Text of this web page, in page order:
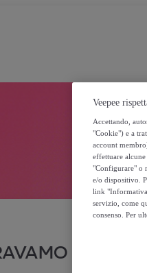
SICURI
Veepee
Accettando,
"Cookie") e a
account
effettuare
"Configurare" o
e/o dispositivo.
link "Informativa
servizio, come
consenso. Per